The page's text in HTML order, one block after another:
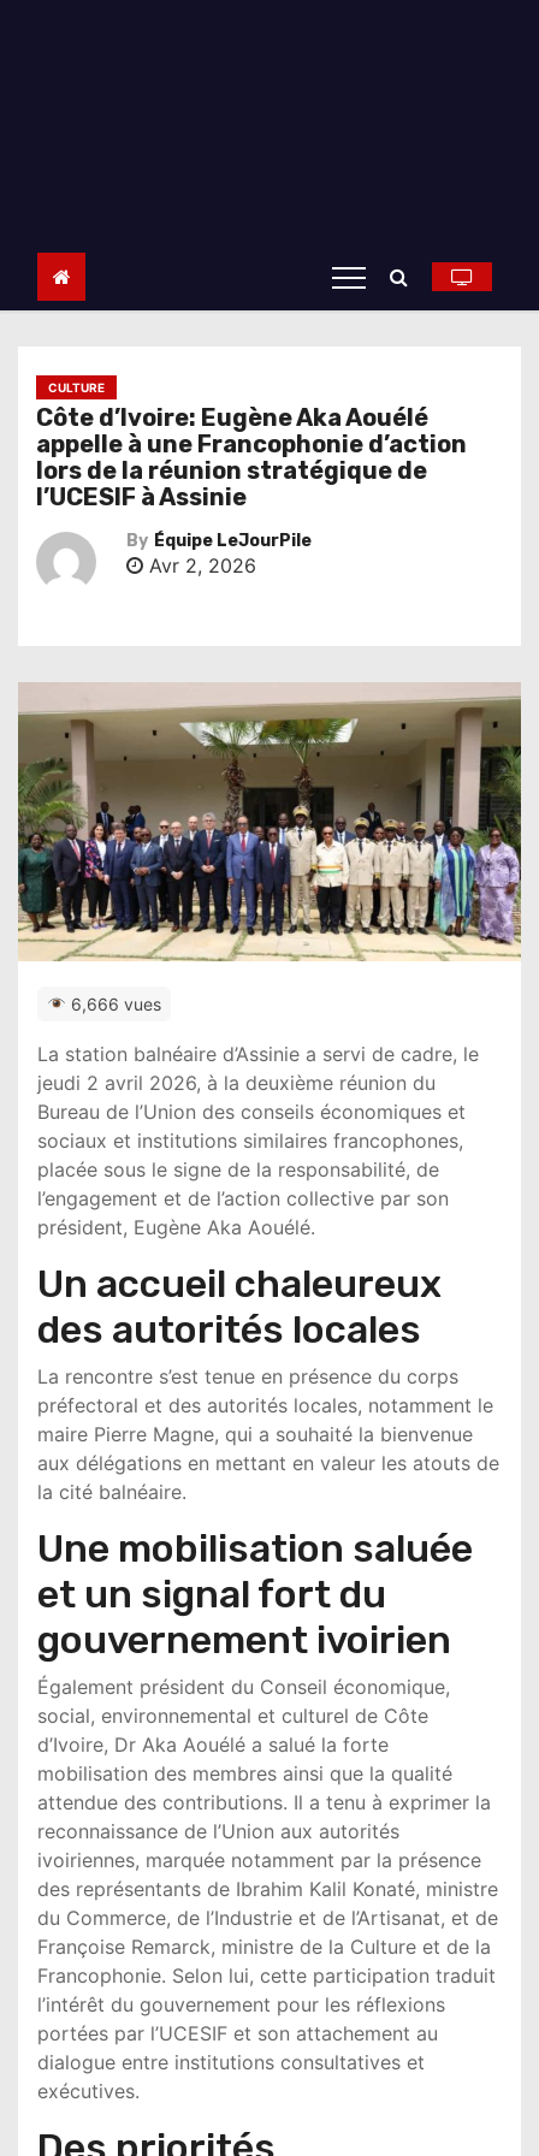
CULTURE
Côte d’Ivoire: Eugène Aka Aouélé
appelle à une Francophonie d’action
lors de la réunion stratégique de
l’UCESIF à Assinie
By Équipe LeJourPile
Avr 2, 2026
6,666 vues
La station balnéaire d’Assinie a servi de cadre, le
jeudi 2 avril 2026, à la deuxième réunion du
Bureau de l’Union des conseils économiques et
sociaux et institutions similaires francophones,
placée sous le signe de la responsabilité, de
l’engagement et de l’action collective par son
président, Eugène Aka Aouélé.
Un accueil chaleureux
des autorités locales
La rencontre s’est tenue en présence du corps
préfectoral et des autorités locales, notamment le
maire Pierre Magne, qui a souhaité la bienvenue
aux délégations en mettant en valeur les atouts de
la cité balnéaire.
Une mobilisation saluée
et un signal fort du
gouvernement ivoirien
Également président du Conseil économique,
social, environnemental et culturel de Côte
d’Ivoire, Dr Aka Aouélé a salué la forte
mobilisation des membres ainsi que la qualité
attendue des contributions. Il a tenu à exprimer la
reconnaissance de l’Union aux autorités
ivoiriennes, marquée notamment par la présence
des représentants de Ibrahim Kalil Konaté, ministre
du Commerce, de l’Industrie et de l’Artisanat, et de
Françoise Remarck, ministre de la Culture et de la
Francophonie. Selon lui, cette participation traduit
l’intérêt du gouvernement pour les réflexions
portées par l’UCESIF et son attachement au
dialogue entre institutions consultatives et
exécutives.